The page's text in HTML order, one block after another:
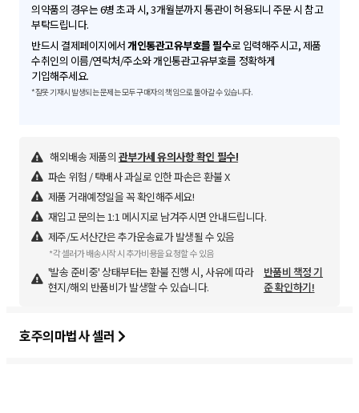
의약품의 경우는 6병 초과 시, 3개월분까지 통관이 허용되니 주문 시 참고
부탁드립니다.
반드시 결제페이지에서개인통관고유부호를 필수로 입력해주시고, 제품
수취인의 이름/연락처/주소와 개인통관고유부호를 정확하게
기입해주세요.
*잘못 기재시 발생되는 문제는 모두 구매자의 책임으로 돌아갈 수 있습니다.
해외배송 제품의 관부가세 유의사항 확인 필수!
파손 위험 / 택배사 과실로 인한 파손은 환불 X
제품 거래예정일을 꼭 확인해주세요!
재입고 문의는 1:1 메시지로 남겨주시면 안내드립니다.
제주/도서산간은 추가운송료가 발생될 수 있음
*각 셀러가 배송시작 시 추가비용을 요청할 수 있음
'발송 준비중' 상태부터는 환불 진행 시, 사유에 따라
현지/해외 반품비가 발생할 수 있습니다.
반품비 책정 기
준 확인하기!
호주의마법사 셀러